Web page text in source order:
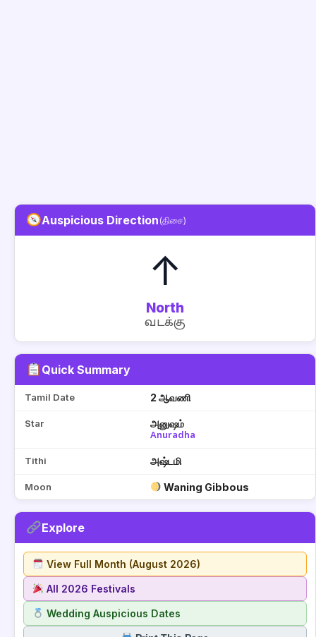
Auspicious Direction(திசை)
↑
North
வடக்கு
Quick Summary
Tamil Date 2 ஆவணி
Star அனுஷம்
Anuradha
Tithi அஷ்டமி
Moon Waning Gibbous
Explore
View Full Month (August 2026)
All 2026 Festivals
Wedding Auspicious Dates